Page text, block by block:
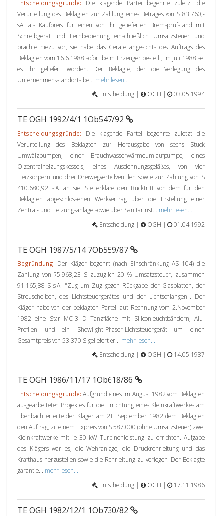
Entscheidungsgründe: Die klagende Partei begehrte zuletzt die
Verurteilung des Beklagten zur Zahlung eines Betrages von S 83.760,-
sA. als Kaufpreis für einen von ihr gelieferten Bremsprüfstand mit
Schreibgerät und Fernbedienung einschließlich Umsatzsteuer und
brachte hiezu vor, sie habe das Geräte angesichts des Auftrags des
Beklagten vom 16.6.1988 sofort beim Erzeuger bestellt; im Juli 1988 sei
es ihr geliefert worden. Der Beklagte, der die Verlegung des
Unternehmensstandorts be... mehr lesen...
Entscheidung |
OGH | 03.05.1994
TE OGH 1992/4/1 1Ob547/92
Entscheidungsgründe: Die klagende Partei begehrte zuletzt die
Verurteilung des Beklagten zur Herausgabe von sechs Stück
Umwälzpumpen, einer Brauchwasserwärmeumlaufpumpe, eines
Ölzentralheizungskessels, eines Ausdehnungsgefäßes, von vier
Heizkörpern und drei Dreiwegverteilventilen sowie zur Zahlung von S
410.680,92 s.A. an sie. Sie erkläre den Rücktritt von dem für den
Beklagten abgeschlossenen Werkvertrag über die Erstellung einer
Zentral- und Heizungsanlage sowie über Sanitärinst... mehr lesen...
Entscheidung |
OGH | 01.04.1992
TE OGH 1987/5/14 7Ob559/87
Begründung: Der Kläger begehrt (nach Einschränkung AS 104) die
Zahlung von 75.968,23 S zuzüglich 20 % Umsatzsteuer, zusammen
91.165,88 S s.A. "Zug um Zug gegen Rückgabe der Glasplatten, der
Streuscheiben, des Lichtsteuergerätes und der Lichtschlangen". Der
Kläger habe von der beklagten Partei laut Rechnung vom 2.November
1982 eine Star MC-3 D Tanzfläche mit Siliconleuchtbändern, Alu-
Profilen und ein Showlight-Phaser-Lichtsteuergerät um einen
Gesamtpreis von 53.370 S geliefert er... mehr lesen...
Entscheidung |
OGH | 14.05.1987
TE OGH 1986/11/17 1Ob618/86
Entscheidungsgründe: Aufgrund eines im August 1982 vom Beklagten
ausgearbeiteten Projektes für die Errichtung eines Kleinkraftwerkes am
Ebenbach erteilte der Kläger am 21. September 1982 dem Beklagten
den Auftrag, zu einem Fixpreis von S 587.000 (ohne Umsatzsteuer) zwei
Kleinkraftwerke mit je 30 kW Turbinenleistung zu errichten. Aufgabe
des Klägers war es, die Wehranlage, die Druckrohrleitung und das
Krafthaus herzustellen sowie die Rohrleitung zu verlegen. Der Beklagte
garantie... mehr lesen...
Entscheidung |
OGH | 17.11.1986
TE OGH 1982/12/1 1Ob730/82